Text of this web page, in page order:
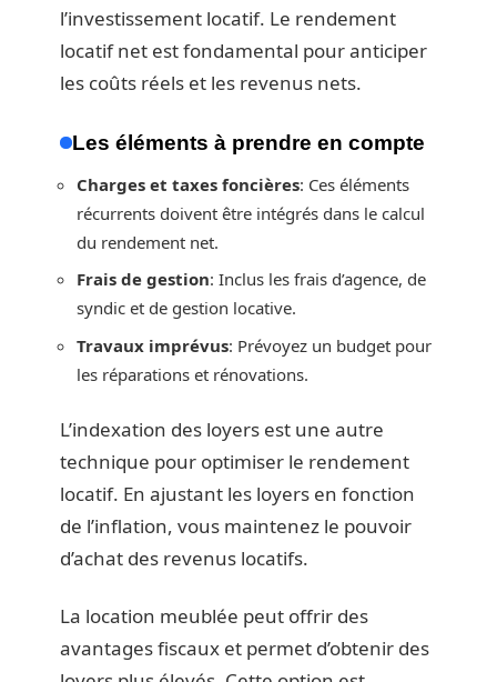
l’investissement locatif. Le rendement
locatif net est fondamental pour anticiper
les coûts réels et les revenus nets.
Les éléments à prendre en compte
Charges et taxes foncières: Ces éléments
récurrents doivent être intégrés dans le calcul
du rendement net.
Frais de gestion: Inclus les frais d’agence, de
syndic et de gestion locative.
Travaux imprévus: Prévoyez un budget pour
les réparations et rénovations.
L’indexation des loyers est une autre
technique pour optimiser le rendement
locatif. En ajustant les loyers en fonction
de l’inflation, vous maintenez le pouvoir
d’achat des revenus locatifs.
La location meublée peut offrir des
avantages fiscaux et permet d’obtenir des